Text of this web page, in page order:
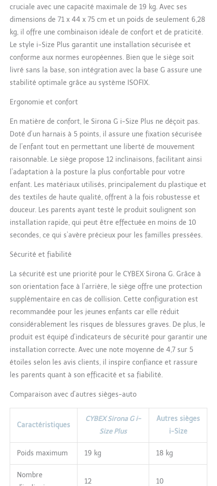
(l. Système S. P.), norme
de sécurité EN R129/03
Position d'entrée et de
sortie faciles et
respectueuses du dos
grâce au mécanisme
pivotant à 360° (lorsqu'il
est utilisé avec la base
l'assise et de l'inclinaison
d'une seule main, aux
boucles pratiques pour
maintenir le système de
ceinture à l'écart
Circulation d'air
complète avec inserts en
maille et canaux de
ventilation pour une
respirabilité optimale,
installation facile en un
clic avec isofix,
nouveau-né, housse
d'été Contenu : 1 siège
auto Sirona G i-Size Plus,
sans base, dimensions (L
x l x h) : 71 x 44 x 75 cm,
poids : 13 kg, couleur :
bleu plage
cruciale avec une capacité maximale de 19 kg. Avec ses
dimensions de 71 x 44 x 75 cm et un poids de seulement 6,28
kg, il offre une combinaison idéale de confort et de praticité.
Le style i-Size Plus garantit une installation sécurisée et
conforme aux normes européennes. Bien que le siège soit
livré sans la base, son intégration avec la base G assure une
stabilité optimale grâce au système ISOFIX.
Ergonomie et confort
En matière de confort, le Sirona G i-Size Plus ne déçoit pas.
Doté d’un harnais à 5 points, il assure une fixation sécurisée
de l’enfant tout en permettant une liberté de mouvement
raisonnable. Le siège propose 12 inclinaisons, facilitant ainsi
l’adaptation à la posture la plus confortable pour votre
enfant. Les matériaux utilisés, principalement du plastique et
des textiles de haute qualité, offrent à la fois robustesse et
douceur. Les parents ayant testé le produit soulignent son
installation rapide, qui peut être effectuée en moins de 10
secondes, ce qui s’avère précieux pour les familles pressées.
Sécurité et fiabilité
La sécurité est une priorité pour le CYBEX Sirona G. Grâce à
son orientation face à l’arrière, le siège offre une protection
supplémentaire en cas de collision. Cette configuration est
recommandée pour les jeunes enfants car elle réduit
considérablement les risques de blessures graves. De plus, le
produit est équipé d’indicateurs de sécurité pour garantir une
installation correcte. Avec une note moyenne de 4,7 sur 5
étoiles selon les avis clients, il inspire confiance et rassure
les parents quant à son efficacité et sa fiabilité.
Comparaison avec d’autres sièges-auto
Caractéristiques
CYBEX Sirona G i-
Size Plus
Autres sièges
i-Size
Poids maximum 19 kg 18 kg
Nombre
12 10